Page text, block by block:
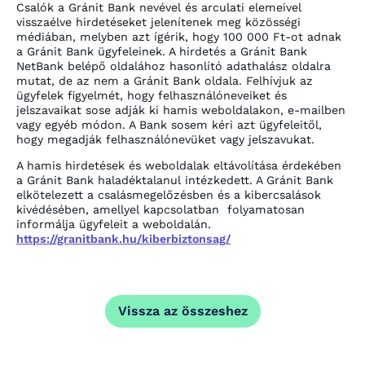
Befektetőknek
Kapcsolat
Netbank App letöltése
Csalók a Gránit Bank nevével és arculati elemeivel
visszaélve hirdetéseket jelenítenek meg közösségi
médiában, melyben azt ígérik, hogy 100 000 Ft-ot adnak
a Gránit Bank ügyfeleinek. A hirdetés a Gránit Bank
NetBank belépő oldalához hasonlító adathalász oldalra
mutat, de az nem a Gránit Bank oldala. Felhívjuk az
ügyfelek figyelmét, hogy felhasználóneveiket és
jelszavaikat sose adják ki hamis weboldalakon, e-mailben
vagy egyéb módon. A Bank sosem kéri azt ügyfeleitől,
hogy megadják felhasználónevüket vagy jelszavukat.
A hamis hirdetések és weboldalak eltávolítása érdekében
a Gránit Bank haladéktalanul intézkedett. A Gránit Bank
elkötelezett a csalásmegelőzésben és a kibercsalások
kivédésében, amellyel kapcsolatban folyamatosan
informálja ügyfeleit a weboldalán.
https://granitbank.hu/kiberbiztonsag/
Vissza az összeshez